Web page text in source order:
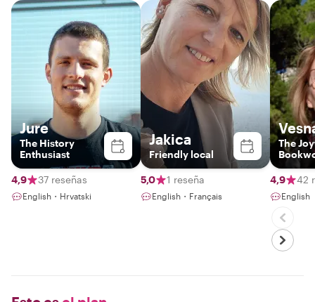
Jure
The History
Enthusiast
4,9 37 reseñas
English・Hrvatski
Jakica
Friendly local
5,0 1 reseña
English・Français
The
4,9 42
English